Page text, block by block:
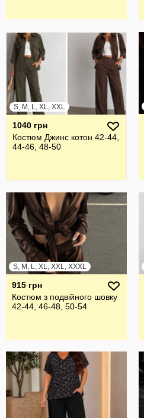
S, M, L, XL, XXL
1040 грн
Костюм Джинс котон 42-44,
44-46, 48-50
S, M, L, XL, XXL, XXXL
915 грн
Костюм з подвійного шовку
42-44, 46-48, 50-54